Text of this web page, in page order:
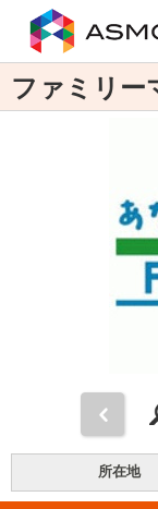
ファミリー
所在地